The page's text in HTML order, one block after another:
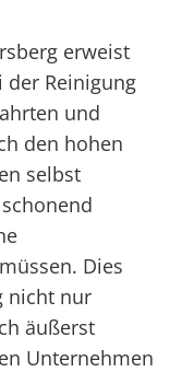
erweist
der Reinigung
und
den hohen
selbst
Dies
nicht nur
äußerst
Unternehmen